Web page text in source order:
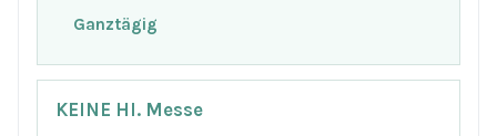
Ganztägig
KEINE Hl. Messe